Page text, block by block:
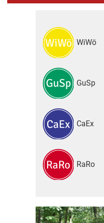
WiWö
GuSp
CaEx
RaRo